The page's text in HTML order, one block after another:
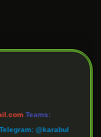
Teams:
Telegram: @karabul